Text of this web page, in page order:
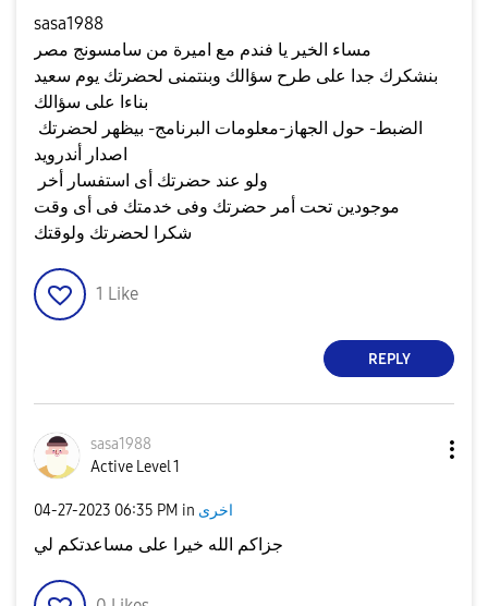
sasa1988
مساء الخير يا فندم مع اميرة من سامسونج مصر
بنشكرك جدا على طرح سؤالك وبنتمنى لحضرتك يوم سعيد
بناءا على سؤالك
الضبط- حول الجهاز-معلومات البرنامج- بيظهر لحضرتك
اصدار أندرويد
ولو عند حضرتك أى استفسار أخر
موجودين تحت أمر حضرتك وفى خدمتك فى أى وقت
1 Like
REPLY
sasa1988
Active Level 1
‎04-27-2023 06:35 PM in اخرى
جزاكم الله خيرا على مساعدتكم لي